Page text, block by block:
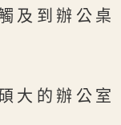
及到辦公桌
大的辦公室